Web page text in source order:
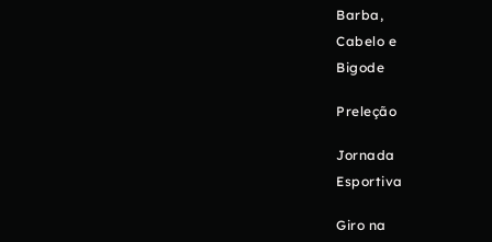
Barba,
Cabelo e
Bigode
Preleção
Jornada
Esportiva
Giro na